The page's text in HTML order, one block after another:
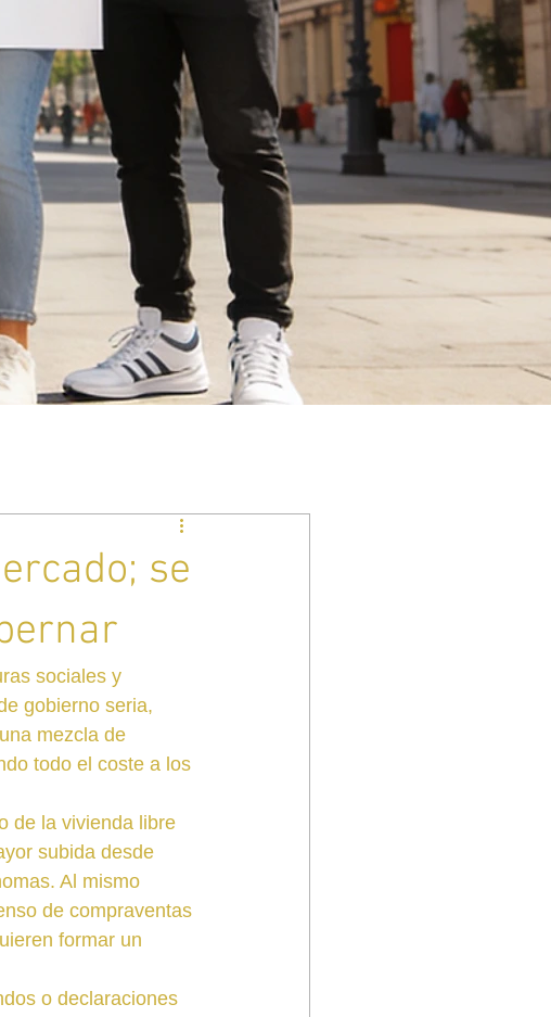
se
sociales y
gobierno seria,
mezcla de
todo el coste a los
de la vivienda libre
subida desde
Al mismo
de compraventas
formar un
o declaraciones